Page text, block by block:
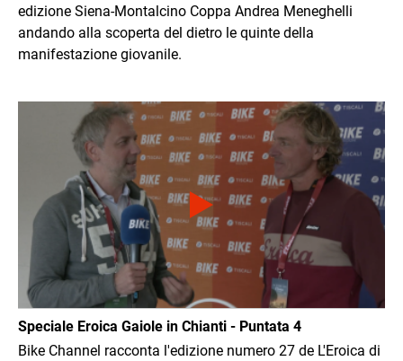
edizione Siena-Montalcino Coppa Andrea Meneghelli
andando alla scoperta del dietro le quinte della
manifestazione giovanile.
Speciale Eroica Gaiole in Chianti - Puntata 4
Bike Channel racconta l'edizione numero 27 de L'Eroica di